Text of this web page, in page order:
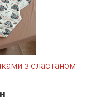
з еластаном